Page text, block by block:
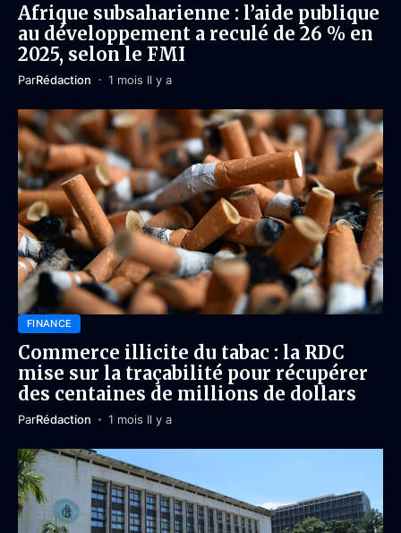
Afrique subsaharienne : l’aide publique
au développement a reculé de 26 % en
2025, selon le FMI
ParRédaction 1 mois Il y a
FINANCE
Commerce illicite du tabac : la RDC
mise sur la traçabilité pour récupérer
des centaines de millions de dollars
ParRédaction 1 mois Il y a